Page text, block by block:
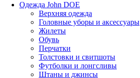
Одежда John DOE
Верхняя одежда
Головные уборы и аксессуары
Жилеты
Обувь
Перчатки
Толстовки и свитшоты
Футболки и лонгсливы
Штаны и джинсы